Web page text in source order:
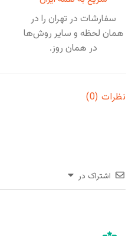
سفارشات در تهران را در
همان لحظه و سایر روش‌ها
در همان روز.
نظرات (0)
اشتراک در